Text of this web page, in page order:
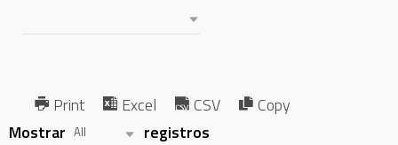
Print Excel CSV
Copy
Mostrar All
registros